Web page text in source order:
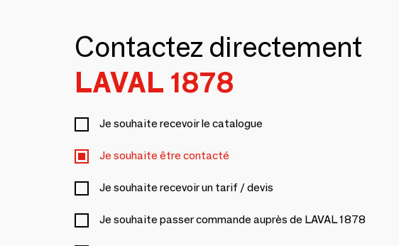
Contactez directement
LAVAL 1878
Je souhaite recevoir le catalogue
Je souhaite être contacté
Je souhaite recevoir un tarif / devis
Je souhaite passer commande auprès de LAVAL 1878